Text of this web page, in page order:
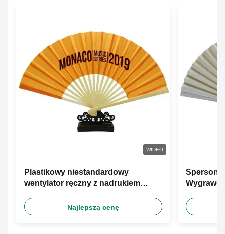
WIDEO
Plastikowy niestandardowy
wentylator ręczny z nadrukiem
bambusa
Najlepszą cenę